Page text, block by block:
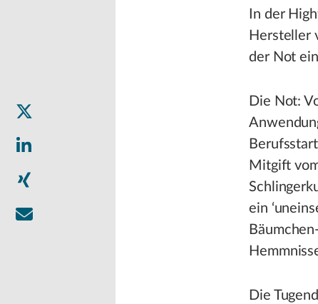
In der
Hersteller
der Not
Die Not:
Mitgift
ein
Die